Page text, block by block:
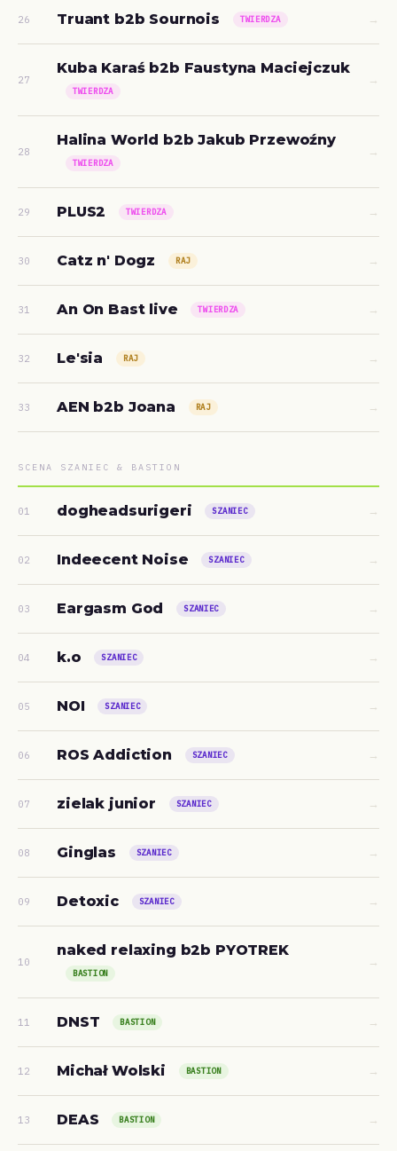
26 Truant b2b Sournois TWIERDZA →
27
Kuba Karaś b2b Faustyna Maciejczuk
TWIERDZA
→
28
Halina World b2b Jakub Przewoźny
TWIERDZA
→
29 PLUS2 TWIERDZA →
30 Catz n' Dogz RAJ →
31 An On Bast live TWIERDZA →
32 Le'sia RAJ →
33 AEN b2b Joana RAJ →
SCENA SZANIEC & BASTION
01 dogheadsurigeri SZANIEC →
02 Indeecent Noise SZANIEC →
03 Eargasm God SZANIEC →
04 k.o SZANIEC →
05 NOI SZANIEC →
06 ROS Addiction SZANIEC →
07 zielak junior SZANIEC →
08 Ginglas SZANIEC →
09 Detoxic SZANIEC →
10
naked relaxing b2b PYOTREK
BASTION
→
11 DNST BASTION →
12 Michał Wolski BASTION →
13 DEAS BASTION →